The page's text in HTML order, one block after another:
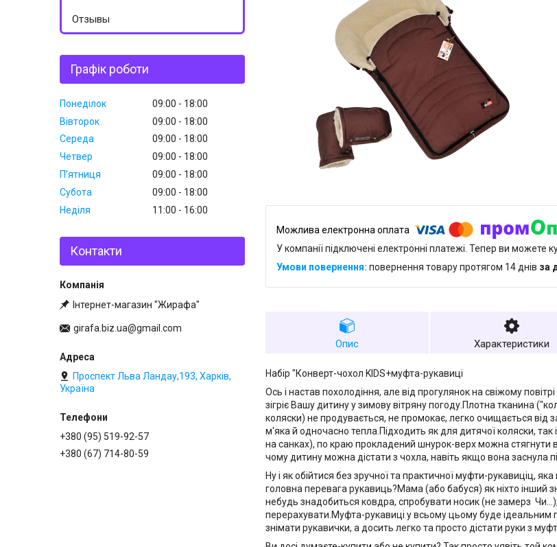
У компанії підключені електронні платежі. Тепер ви можете
повернення товару протягом 14 днів за
Опис Характеристики
Набір "Конверт-чохол KIDS+муфта-рукавиці
Ось і настав похолодіння, але від прогулянок на свіжому
зігріє Вашу дитину у зимову вітряну погоду.Плотна тканина
коляски) не продувається, не промокає, легко очищається від
м'яка й одночасно тепла.Підходить як для дитячої коляски, так
на санках), по краю прокладений шнурок-верх можна стягнути
чому дитину можна дістати з чохла, навіть якщо вона заснула
Ну і як обійтися без зручної та практичної муфти-рукавиціц,
головна перевага рукавиць?Мама (або бабуся) як ніхто інший
небудь знадобиться ковдра, спробувати носик (не замерз
перерахувати.Муфта-рукавиці у всьому цьому буде
знімати рукавички, а досить легко та просто дістати руки з
Отзывы
Графік роботи
Понеділок 09:00
18:00
Вівторок
09:00
18:00
Середа
09:00
18:00
Четвер
09:00
18:00
Пʼятниця
09:00
18:00
Субота
09:00
18:00
Неділя
11:00 16:00
Контакти
Інтернет-магазин "Жирафа"
girafa.biz.ua@gmail.com
Проспект Льва Ландау,193, Харків,
Україна
+380 (95) 519-92-57
+380 (67) 714-80-59